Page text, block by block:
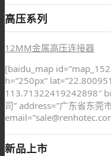
高压系列
12MM金属高压连接器
[baidu_map
h=”250px”
113.71322419242898″
司” address=”广东省东莞
新品上市